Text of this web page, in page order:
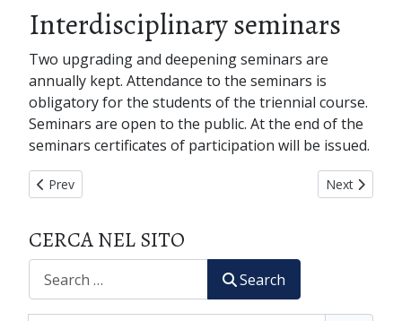
Interdisciplinary seminars
Two upgrading and deepening seminars are
annually kept. Attendance to the seminars is
obligatory for the students of the triennial course.
Seminars are open to the public. At the end of the
seminars certificates of participation will be issued.
Previous article: PHOTOGALLERY
Prev Next article:
Next
CERCA NEL SITO
Search